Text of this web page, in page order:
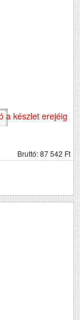
a készlet erejéig
Bruttó: 87 542 Ft